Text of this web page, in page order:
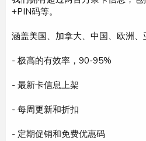
+PIN码等。
涵盖美国、加拿大、中国、欧洲、
- 极高的有效率，90-95%
- 最新卡信息上架
- 每周更新和折扣
- 定期促销和免费优惠码